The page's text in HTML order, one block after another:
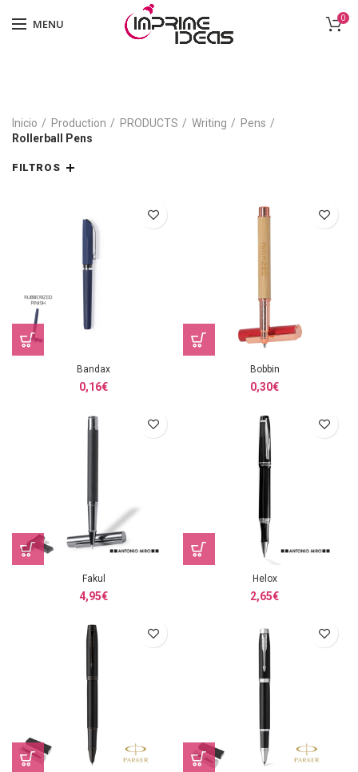
MENU 0
Inicio Production PRODUCTS Writing
Pens
Rollerball Pens
FILTROS
Bandax
0,16€
Bobbin
0,30€
Fakul
4,95€
Helox
2,65€